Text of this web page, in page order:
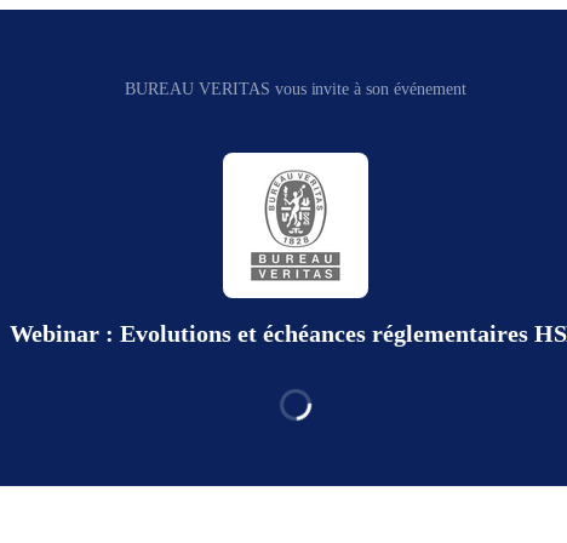
BUREAU VERITAS vous invite à son événement
Webinar : Evolutions et échéances réglementaires